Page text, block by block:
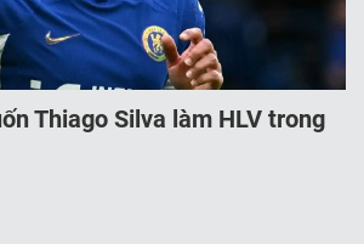
Thiago Silva làm HLV trong